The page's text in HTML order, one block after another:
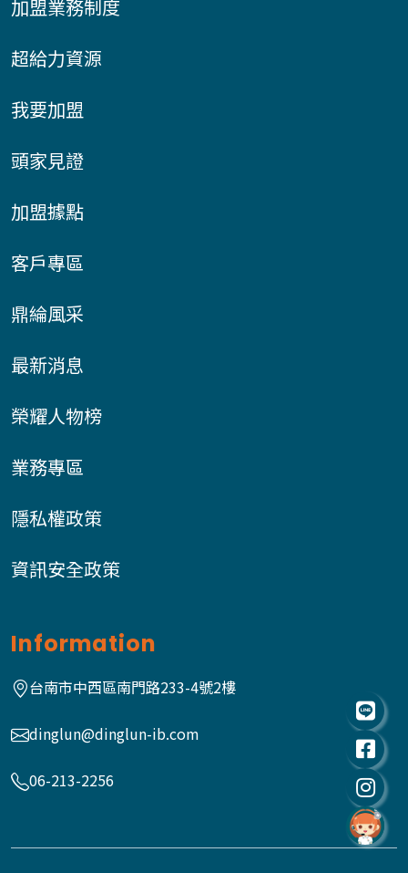
加盟業務制度
超給力資源
我要加盟
頭家見證
加盟據點
客戶專區
鼎綸風采
最新消息
榮耀人物榜
業務專區
隱私權政策
資訊安全政策
Information
台南市中西區南門路233-4號2樓
dinglun@dinglun-ib.com
06-213-2256